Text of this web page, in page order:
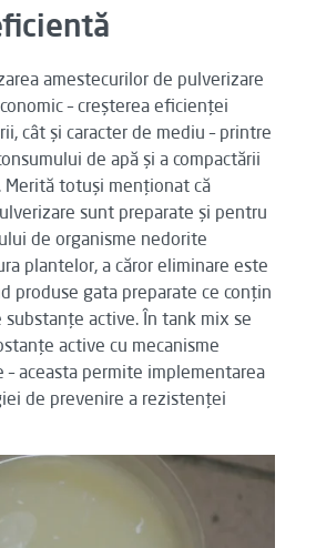
amestecurilor de pulverizare
– creșterea eficienței
cât și caracter de mediu – printre
de apă și a compactării
Merită totuși menționat că
sunt preparate și pentru
de organisme nedorite
plantelor, a căror eliminare este
produse gata preparate ce conțin
substanțe active. În tank mix se
active cu mecanisme
aceasta permite implementarea
de prevenire a rezistenței